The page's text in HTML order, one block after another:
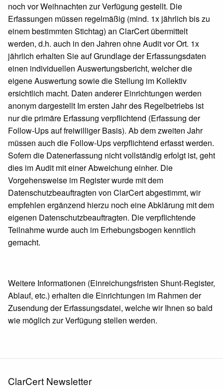
noch vor Weihnachten zur Verfügung gestellt. Die
Erfassungen müssen regelmäßig (mind. 1x jährlich bis zu
einem bestimmten Stichtag) an ClarCert übermittelt
werden, d.h. auch in den Jahren ohne Audit vor Ort. 1x
jährlich erhalten Sie auf Grundlage der Erfassungsdaten
einen individuellen Auswertungsbericht, welcher die
eigene Auswertung sowie die Stellung im Kollektiv
ersichtlich macht. Daten anderer Einrichtungen werden
anonym dargestellt Im ersten Jahr des Regelbetriebs ist
nur die primäre Erfassung verpflichtend (Erfassung der
Follow-Ups auf freiwilliger Basis). Ab dem zweiten Jahr
müssen auch die Follow-Ups verpflichtend erfasst werden.
Sofern die Datenerfassung nicht vollständig erfolgt ist, geht
dies im Audit mit einer Abweichung einher. Die
Vorgehensweise im Register wurde mit dem
Datenschutzbeauftragten von ClarCert abgestimmt, wir
empfehlen ergänzend hierzu noch eine Abklärung mit dem
eigenen Datenschutzbeauftragten. Die verpflichtende
Teilnahme wurde auch im Erhebungsbogen kenntlich
gemacht.
Weitere Informationen (Einreichungsfristen Shunt-Register,
Ablauf, etc.) erhalten die Einrichtungen im Rahmen der
Zusendung der Erfassungsdatei, welche wir Ihnen so bald
wie möglich zur Verfügung stellen werden.
ClarCert Newsletter